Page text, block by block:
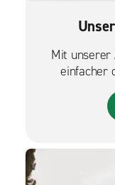
Mit unserer
einfacher